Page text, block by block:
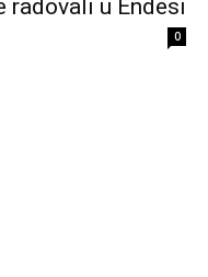
radovali u Endesi
0